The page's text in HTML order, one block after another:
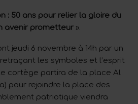
: 50 ans pour relier la gloire du
avenir prometteur ».
jeudi 6 novembre à 14h par un
les symboles et l’esprit
cortège partira de la place Al
pour rejoindre la place des
patriotique viendra